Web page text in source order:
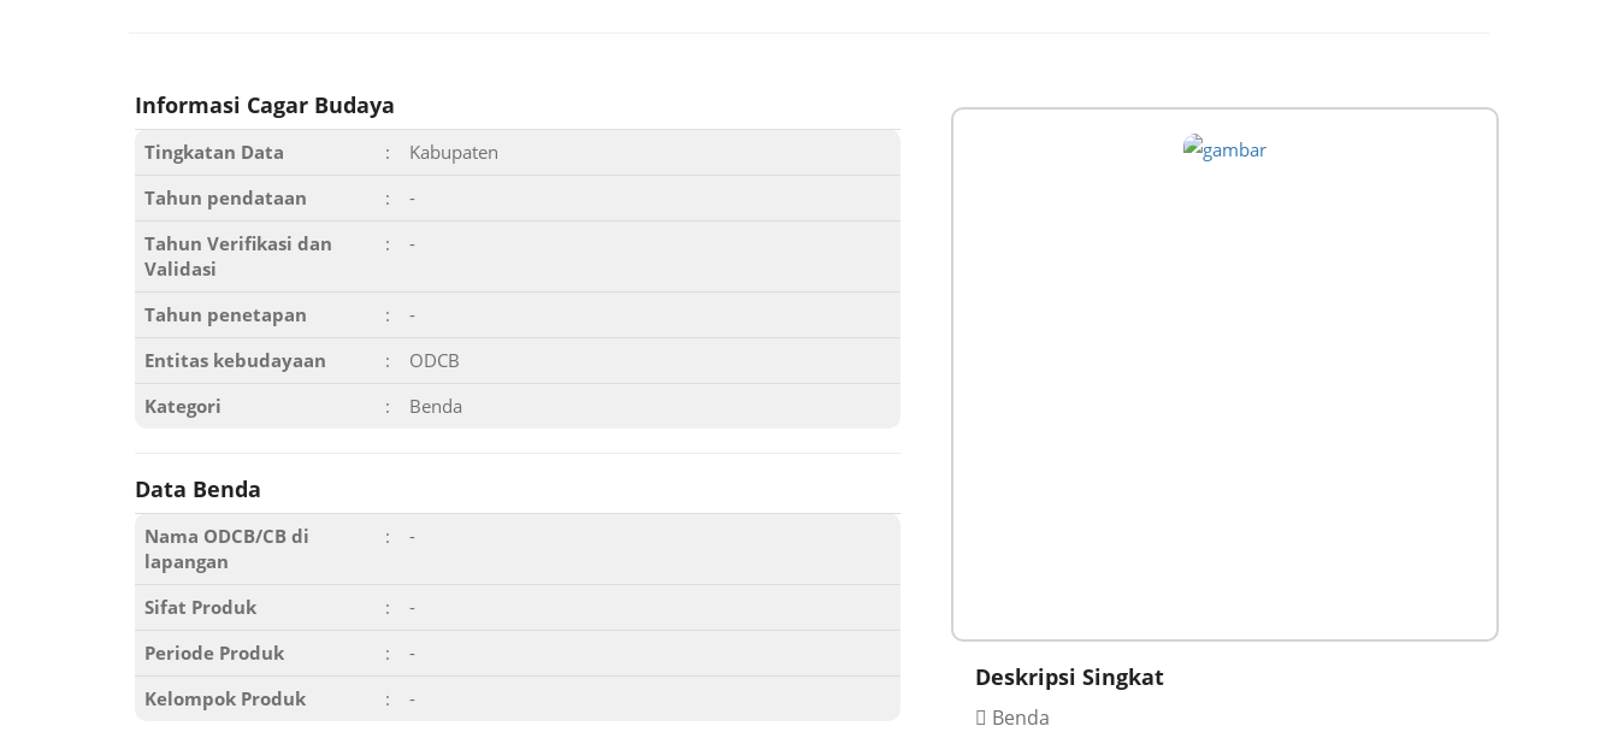
Informasi Cagar Budaya
Tingkatan Data :
Kabupaten
Tahun pendataan
:
-
Tahun Verifikasi dan
Validasi
: -
Tahun penetapan :
-
Entitas kebudayaan
:
ODCB
Kategori
: Benda
Data Benda
Nama ODCB/CB di
lapangan
: -
Sifat Produk :
-
Periode Produk
:
-
Kelompok Produk
: -
Deskripsi Singkat
Benda